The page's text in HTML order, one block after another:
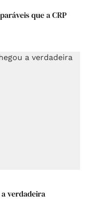
que a CRP
a verdadeira